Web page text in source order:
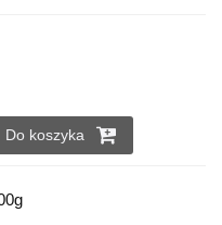
Do koszyka